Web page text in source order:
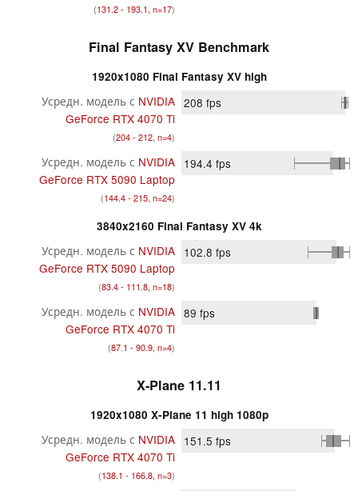
(131.2 - 193.1, n=17)
Final Fantasy XV Benchmark
1920x1080 Final Fantasy XV high
Усредн. модель с NVIDIA
GeForce RTX 4070 Ti
(204 - 212, n=4)
208 fps
Усредн. модель с NVIDIA
GeForce RTX 5090 Laptop
(144.4 - 215, n=24)
194.4 fps
3840x2160 Final Fantasy XV 4k
Усредн. модель с NVIDIA
GeForce RTX 5090 Laptop
(83.4 - 111.8, n=18)
102.8 fps
Усредн. модель с NVIDIA
GeForce RTX 4070 Ti
(87.1 - 90.9, n=4)
89 fps
X-Plane 11.11
1920x1080 X-Plane 11 high 1080p
Усредн. модель с NVIDIA
GeForce RTX 4070 Ti
(138.1 - 166.8, n=3)
151.5 fps